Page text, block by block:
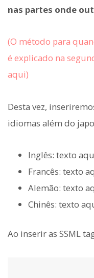
nas partes onde
(O método para
é explicado na
aqui)
Desta vez,
idiomas além do
Inglês: texto
Francês: texto
Alemão: texto
Chinês: texto
Ao inserir as SSML